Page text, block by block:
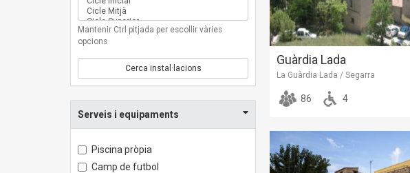
Mantenir Ctrl pitjada per escollir vàries
opcions
Cerca instal·lacions
Serveis i equipaments
Piscina pròpia
Camp de futbol
Guàrdia Lada
La Guàrdia Lada / Segarra
86 4